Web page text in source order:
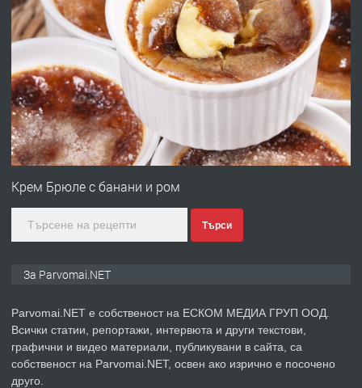
преди 1 година
ПРЕДЛАГА Работа за общи работници
преди 1 година
ПРЕДЛАГА
Първи поход "По стъпките на Ангел
преди 1 година
ПРЕДЛАГА Уроци по Математика
Крем Брюле с банани и ром
Търси
За Parvomai.NET
Parvomai.NET е собственост на ЕСКОМ МЕДИА ГРУП ООД.
Всички статии, репортажи, интервюта и други текстови,
графични и видео материали, публикувани в сайта, са
собственост на Parvomai.NET, освен ако изрично е посочено
друго.